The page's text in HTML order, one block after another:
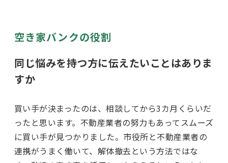
空き家バンクの役割
同じ悩みを持つ方に伝えたいことはありま
すか
買い手が決まったのは、相談してから3カ月くらいだ
ったと思います。不動産業者の努力もあってスムーズ
に買い手が見つかりました。市役所と不動産業者の
連携がうまく働いて、解体撤去という方法ではな